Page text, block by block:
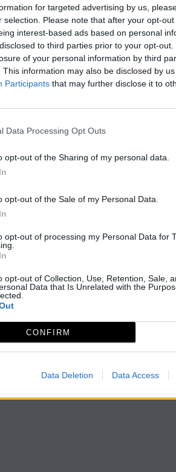
for targeted advertising by us,
selection. Please note that after your opt-
interest-based ads based on personal
to third parties prior to your opt-
of your personal information by third
This information may also be disclosed by
Participants that may further disclose it to
Data Processing Opt Outs
opt-out of the Sharing of my personal data.
opt-out of the Sale of my Personal Data.
opt-out of processing my Personal Data for
opt-out of Collection, Use, Retention, Sale,
Data that Is Unrelated with the
CONFIRM
Data Deletion Data Access
de la Diputación de Cáceres
del siglo XV, con reformas
estaba cubierto de yeso. Sus
un vano formado por un arco
realizada también con